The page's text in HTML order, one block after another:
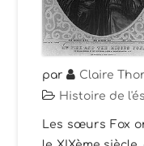
par Claire
Histoire de
Les sœurs Fox